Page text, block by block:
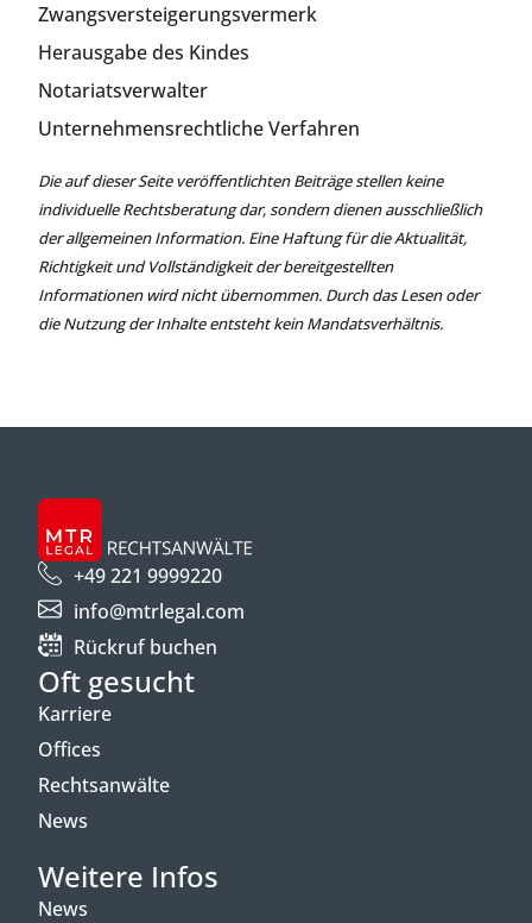
Zwangsversteigerungsvermerk
Herausgabe des Kindes
Notariatsverwalter
Unternehmensrechtliche Verfahren
Die auf dieser Seite veröffentlichten Beiträge stellen keine
individuelle Rechtsberatung dar, sondern dienen ausschließlich
der allgemeinen Information. Eine Haftung für die Aktualität,
Richtigkeit und Vollständigkeit der bereitgestellten
Informationen wird nicht übernommen. Durch das Lesen oder
die Nutzung der Inhalte entsteht kein Mandatsverhältnis.
+49 221 9999220
info@mtrlegal.com
Rückruf buchen
Oft gesucht
Karriere
Offices
Rechtsanwälte
News
Weitere Infos
News